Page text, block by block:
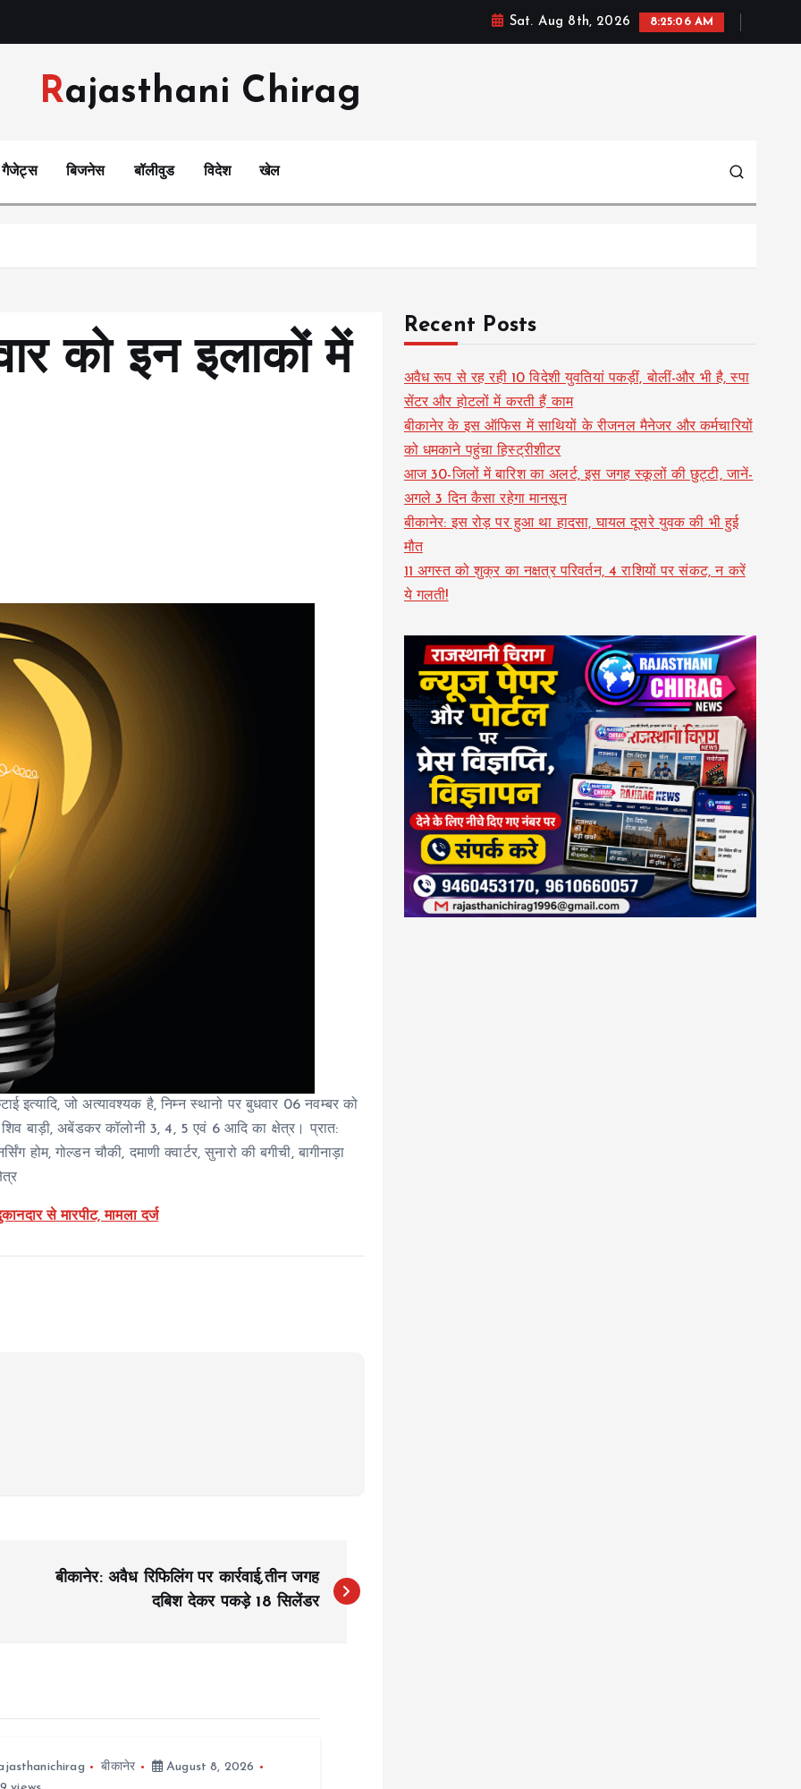
Sat. Aug 8th, 2026 8:25:07 AM
Rajasthani Chirag
गैजेट्स बिजनेस बॉलीवुड विदेश खेल
को इन इलाकों में
इत्यादि, जो अत्यावश्यक है, निम्न स्थानो पर बुधवार 06 नवम्बर को
बाड़ी, अबेंडकर कॉलोनी 3, 4, 5 एवं 6 आदि का क्षेत्र। प्रात:
होम, गोल्डन चौकी, दमाणी क्वार्टर, सुनारो की बगीची, बागीनाड़ा
से मारपीट, मामला दर्ज
बीकानेर: अवैध रिफिलिंग पर कार्रवाई,तीन जगह
दबिश देकर पकड़े 18 सिलेंडर
बीकानेर
August 8, 2026
Recent Posts
अवैध रूप से रह रही 10 विदेशी युवतियां पकड़ीं, बोलीं-और भी है, स्पा
सेंटर और होटलों में करती हैं काम
बीकानेर के इस ऑफिस में साथियों के रीजनल मैनेजर और कर्मचारियों
को धमकाने पहुंचा हिस्ट्रीशीटर
आज 30-जिलों में बारिश का अलर्ट, इस जगह स्कूलों की छुट्टी, जानें-
अगले 3 दिन कैसा रहेगा मानसून
बीकानेर: इस रोड़ पर हुआ था हादसा, घायल दूसरे युवक की भी हुई
मौत
11 अगस्त को शुक्र का नक्षत्र परिवर्तन, 4 राशियों पर संकट, न करें
ये गलती!